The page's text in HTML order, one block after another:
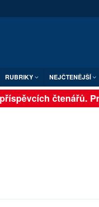
RUBRIKY NEJČTENĚJŠÍ
čtenářů.